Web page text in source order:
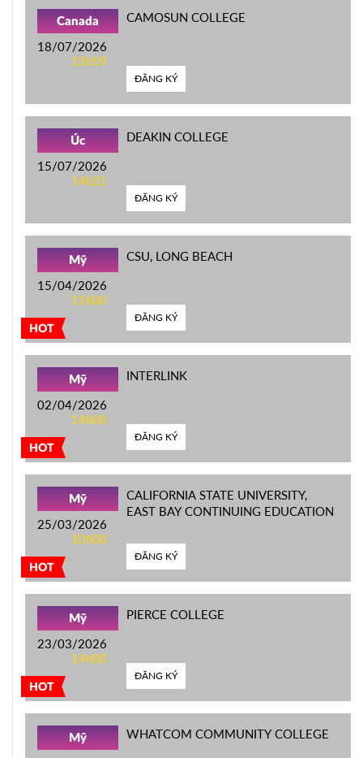
Canada
18/07/2026
13h59
CAMOSUN COLLEGE
ĐĂNG KÝ
Úc
15/07/2026
14h21
DEAKIN COLLEGE
ĐĂNG KÝ
HOT
Mỹ
15/04/2026
11h00
CSU, LONG BEACH
ĐĂNG KÝ
HOT
Mỹ
02/04/2026
14h00
INTERLINK
ĐĂNG KÝ
HOT
Mỹ
25/03/2026
10h00
CALIFORNIA STATE UNIVERSITY,
EAST BAY CONTINUING EDUCATION
ĐĂNG KÝ
HOT
Mỹ
23/03/2026
14h00
PIERCE COLLEGE
ĐĂNG KÝ
Mỹ WHATCOM COMMUNITY COLLEGE